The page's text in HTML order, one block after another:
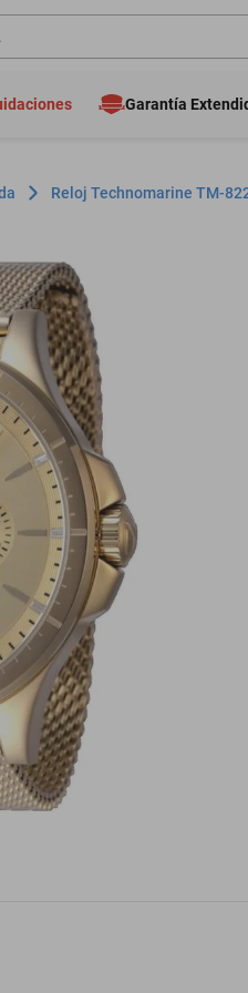
Garantía
Reloj Technomarine TM-